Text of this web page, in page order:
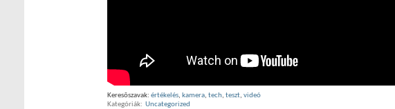
Keresõszavak: értékelés, kamera, tech, teszt, videó
Kategóriák
Uncategorized